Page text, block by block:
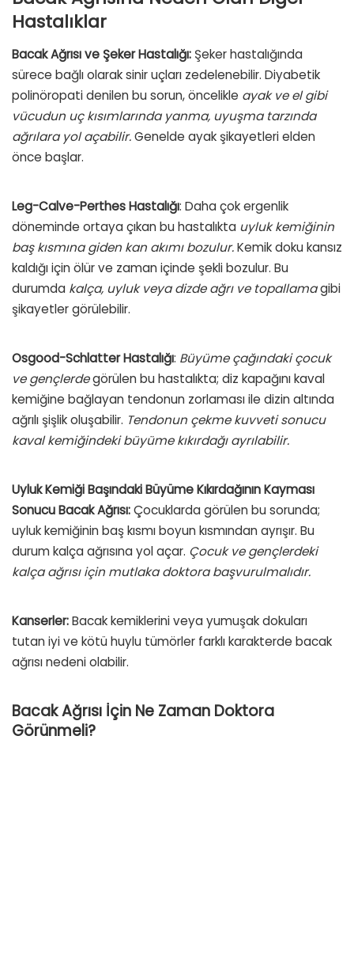
Hastalıklar
Bacak Ağrısı ve Şeker Hastalığı: Şeker hastalığında
sürece bağlı olarak sinir uçları zedelenebilir. Diyabetik
polinöropatidenilen bu sorun, öncelikle ayak ve el gibi
vücudun uç kısımlarında yanma, uyuşma tarzında
ağrılara yol açabilir.Genelde ayak şikayetleri elden
önce başlar.
Leg-Calve-Perthes Hastalığı: Daha çok ergenlik
döneminde ortaya çıkan bu hastalıkta uyluk kemiğinin
baş kısmına giden kan akımı bozulur.Kemik doku kansız
kaldığı için ölür ve zaman içinde şekli bozulur. Bu
durumda kalça, uyluk veya dizde ağrı ve topallamagibi
şikayetler görülebilir.
Osgood-Schlatter Hastalığı: Büyüme çağındaki çocuk
ve gençlerdegörülen bu hastalıkta; diz kapağını kaval
kemiğine bağlayan tendonun zorlaması ile dizin altında
ağrılı şişlik oluşabilir. Tendonun çekme kuvveti sonucu
kaval kemiğindeki büyüme kıkırdağı ayrılabilir.
Uyluk Kemiği Başındaki Büyüme Kıkırdağının Kayması
Sonucu Bacak Ağrısı:Çocuklarda görülen bu sorunda;
uyluk kemiğinin baş kısmı boyun kısmından ayrışır. Bu
durum kalça ağrısına yol açar. Çocuk ve gençlerdeki
kalça ağrısı için mutlaka doktora başvurulmalıdır.
Kanserler:Bacak kemiklerini veya yumuşak dokuları
tutan iyi ve kötü huylu tümörler farklı karakterde bacak
ağrısı nedeni olabilir.
Bacak Ağrısı İçin Ne Zaman Doktora
Görünmeli?